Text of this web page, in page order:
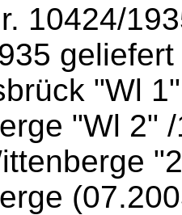
10424/
"Wl
"Wl 2"